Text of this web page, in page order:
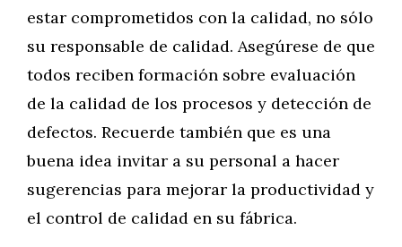
estar comprometidos con la calidad, no sólo
su responsable de calidad. Asegúrese de que
todos reciben formación sobre evaluación
de la calidad de los procesos y detección de
defectos. Recuerde también que es una
buena idea invitar a su personal a hacer
sugerencias para mejorar la productividad y
el control de calidad en su fábrica.